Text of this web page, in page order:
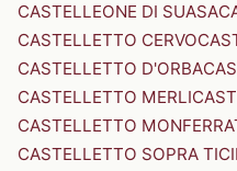
CASTELLEONE DI SUASA
CASTELLETTO CERVO
CASTELLETTO D'ORBA
CASTELLETTO MERLI
CASTELLETTO
CASTELLETTO SOPRA